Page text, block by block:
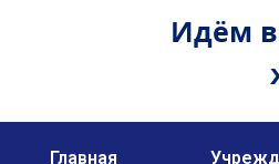
Идём
Главная